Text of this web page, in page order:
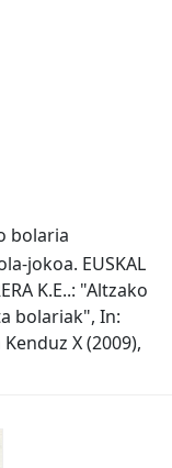
bolaria
jokoa. EUSKAL
K.E..: "Altzako
bolariak", In:
X (2009),